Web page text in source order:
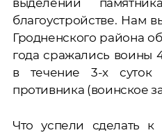
благоустройстве. Нам
Гродненского района
года сражались воины
в течение 3-х суток
противника (воинское
Что успели сделать к